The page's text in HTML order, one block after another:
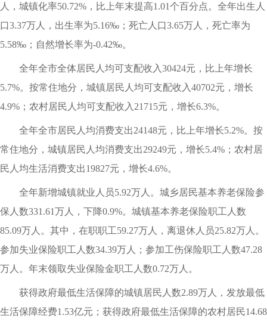
人，城镇化率50.72%，比上年末提高1.01个百分点。全年出生人
口3.37万人，出生率为5.16‰；死亡人口3.65万人，死亡率为
5.58‰；自然增长率为-0.42‰。
全年全市全体居民人均可支配收入30424元，比上年增长
5.7%。按常住地分，城镇居民人均可支配收入40702元，增长
4.9%；农村居民人均可支配收入21715元，增长6.3%。
全年全市居民人均消费支出24148元，比上年增长5.2%。按
常住地分，城镇居民人均消费支出29249元，增长5.4%；农村居
民人均生活消费支出19827元，增长4.6%。
全年新增城镇就业人员5.92万人。城乡居民基本养老保险参
保人数331.61万人，下降0.9%。城镇基本养老保险职工人数
85.09万人。其中，在职职工59.27万人，离退休人员25.82万人。
参加失业保险职工人数34.39万人；参加工伤保险职工人数47.28
万人。年末领取失业保险金职工人数0.72万人。
获得政府最低生活保障的城镇居民人数2.89万人，发放最低
生活保障经费1.53亿元；获得政府最低生活保障的农村居民14.68